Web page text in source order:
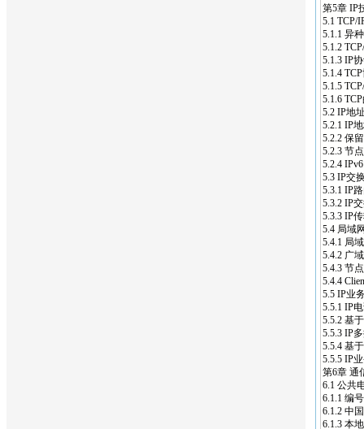
第5章 IP
5.1 TCP/
5.1.1 异
5.1.2
5.1.3 IP
5.1.4
5.1.5
5.1.6
5.2 IP地
5.2.1 IP
5.2.2 保
5.2.3 节
5.2.4
5.3 IP交
5.3.1 IP
5.3.2 IP
5.3.3 IP
5.4 局域
5.4.1 局
5.4.2 广
5.4.3 节
5.4.4
5.5 IP业
5.5.1 IP
5.5.2 基
5.5.3 IP
5.5.4 基
5.5.5 IP
第6章 通
6.1 公共
6.1.1 编
6.1.2 中国
6.1.3 本